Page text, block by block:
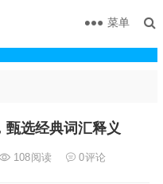
菜单
甄选经典词汇释义
108阅读 0评论